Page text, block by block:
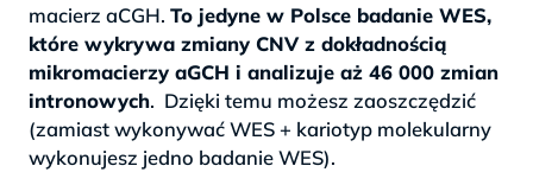
macierz aCGH. To jedyne w Polsce badanie WES,
które wykrywa zmiany CNV z dokładnością
mikromacierzy aGCH i analizuje aż 46 000 zmian
intronowych. Dzięki temu możesz zaoszczędzić
(zamiast wykonywać WES + kariotyp molekularny
wykonujesz jedno badanie WES).